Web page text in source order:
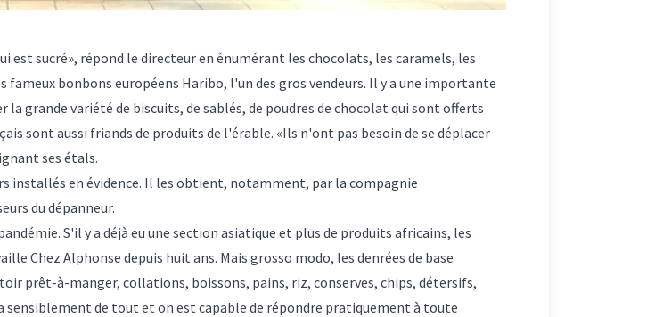
est sucré», répond le directeur en énumérant les chocolats, les caramels, les
fameux bonbons européens Haribo, l'un des gros vendeurs. Il y a une importante
grande variété de biscuits, de sablés, de poudres de chocolat qui sont offerts
sont aussi friands de produits de l'érable. «Ils n'ont pas besoin de se déplacer
ses étals.
installés en évidence. Il les obtient, notamment, par la compagnie
du dépanneur.
S'il y a déjà eu une section asiatique et plus de produits africains, les
Chez Alphonse depuis huit ans. Mais grosso modo, les denrées de base
prêt-à-manger, collations, boissons, pains, riz, conserves, chips, détersifs,
de tout et on est capable de répondre pratiquement à toute